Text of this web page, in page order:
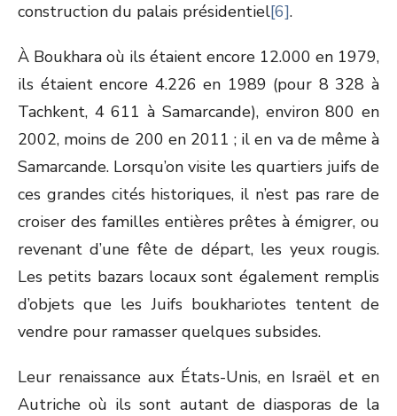
construction du palais présidentiel[6].
À Boukhara où ils étaient encore 12.000 en 1979,
ils étaient encore 4.226 en 1989 (pour 8 328 à
Tachkent, 4 611 à Samarcande), environ 800 en
2002, moins de 200 en 2011 ; il en va de même à
Samarcande. Lorsqu’on visite les quartiers juifs de
ces grandes cités historiques, il n’est pas rare de
croiser des familles entières prêtes à émigrer, ou
revenant d’une fête de départ, les yeux rougis.
Les petits bazars locaux sont également remplis
d’objets que les Juifs boukhariotes tentent de
vendre pour ramasser quelques subsides.
Leur renaissance aux États-Unis, en Israël et en
Autriche où ils sont autant de diasporas de la